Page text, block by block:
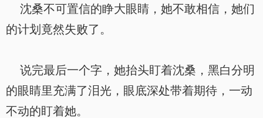
沈桑不可置信的睁大眼睛，她不敢相信，她们
的计划竟然失败了。
说完最后一个字，她抬头盯着沈桑，黑白分明
的眼睛里充满了泪光，眼底深处带着期待，一动
不动的盯着她。